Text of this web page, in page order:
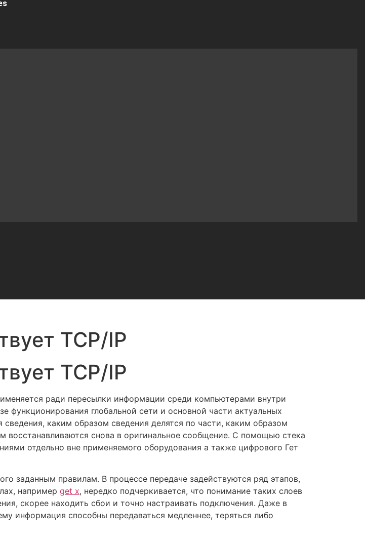
TCP/IP
TCP/IP
ради пересылки информации среди компьютерами внутри
функционирования глобальной сети и основной части актуальных
каким образом сведения делятся по части, каким образом
снова в оригинальное сообщение. С помощью стека
отдельно вне применяемого оборудования а также цифрового Гет
заданным правилам. В процессе передаче задействуются ряд этапов,
например get x, нередко подчеркивается, что понимание таких слоев
скорее находить сбои и точно настраивать подключения. Даже в
информация способны передаваться медленнее, теряться либо